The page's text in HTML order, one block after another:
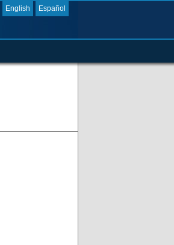
English Español